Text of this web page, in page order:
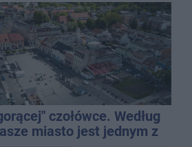
czołówce. Według
miasto jest jednym z